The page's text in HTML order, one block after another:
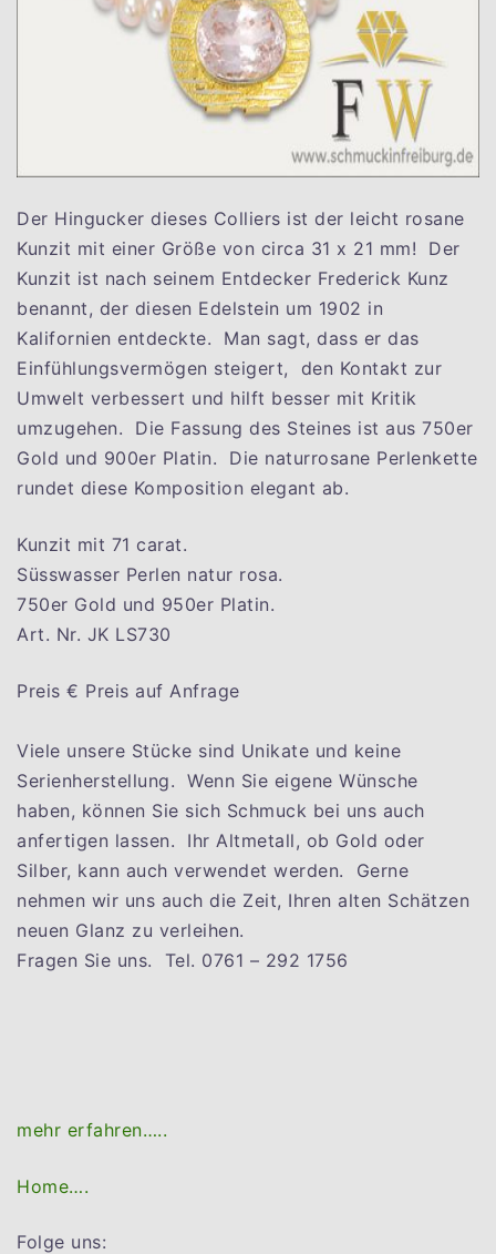
Der Hingucker dieses Colliers ist der leicht rosane
Kunzit mit einer Größe von circa 31 x 21 mm! Der
Kunzit ist nach seinem Entdecker Frederick Kunz
benannt, der diesen Edelstein um 1902 in
Kalifornien entdeckte. Man sagt, dass er das
Einfühlungsvermögen steigert, den Kontakt zur
Umwelt verbessert und hilft besser mit Kritik
umzugehen. Die Fassung des Steines ist aus 750er
Gold und 900er Platin. Die naturrosane Perlenkette
rundet diese Komposition elegant ab.
Kunzit mit 71 carat.
Süsswasser Perlen natur rosa.
750er Gold und 950er Platin.
Art. Nr. JK LS730
Preis € Preis auf Anfrage
Viele unsere Stücke sind Unikate und keine
Serienherstellung. Wenn Sie eigene Wünsche
haben, können Sie sich Schmuck bei uns auch
anfertigen lassen. Ihr Altmetall, ob Gold oder
Silber, kann auch verwendet werden. Gerne
nehmen wir uns auch die Zeit, Ihren alten Schätzen
neuen Glanz zu verleihen.
Fragen Sie uns. Tel. 0761 – 292 1756
mehr erfahren…..
Home….
Folge uns: